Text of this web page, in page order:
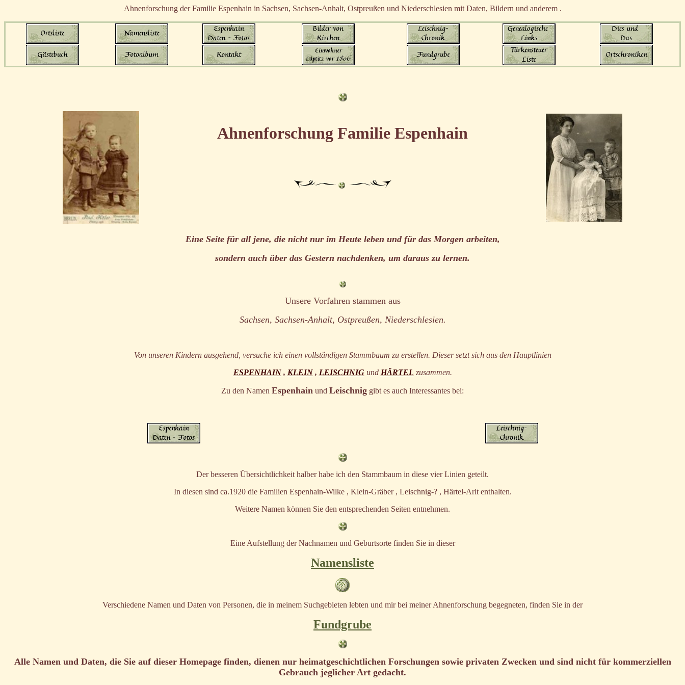
Ahnenforschung der Familie Espenhain in Sachsen, Sachsen-Anhalt, Ostpreußen und Niederschlesien mit Daten, Bildern und anderem .
Ahnenforschung Familie Espenhain
Eine Seite für all jene, die nicht nur im Heute leben und für das Morgen arbeiten,
sondern auch über das Gestern nachdenken, um daraus zu lernen.
Unsere Vorfahren stammen aus
Sachsen, Sachsen-Anhalt, Ostpreußen, Niederschlesien.
Von unseren Kindern ausgehend, versuche ich einen vollständigen Stammbaum zu erstellen. Dieser setzt sich aus den Hauptlinien
ESPENHAIN, KLEIN, LEISCHNIGund HÄRTEL zusammen.
Zu den Namen Espenhain und Leischnig gibt es auch Interessantes bei:
Der besseren Übersichtlichkeit halber habe ich den Stammbaum in diese vier Linien geteilt.
In diesen sind ca.1920 die Familien Espenhain-Wilke , Klein-Gräber , Leischnig-? , Härtel-Arlt enthalten.
Weitere Namen können Sie den entsprechenden Seiten entnehmen.
Eine Aufstellung der Nachnamen und Geburtsorte finden Sie in dieser
Namensliste
Verschiedene Namen und Daten von Personen, die in meinem Suchgebieten lebten und mir bei meiner Ahnenforschung begegneten, finden Sie in der
Fundgrube
Alle Namen und Daten, die Sie auf dieser Homepage finden, dienen nur heimatgeschichtlichen Forschungen sowie privaten Zwecken und sind nicht für kommerziellen
Gebrauch jeglicher Art gedacht.